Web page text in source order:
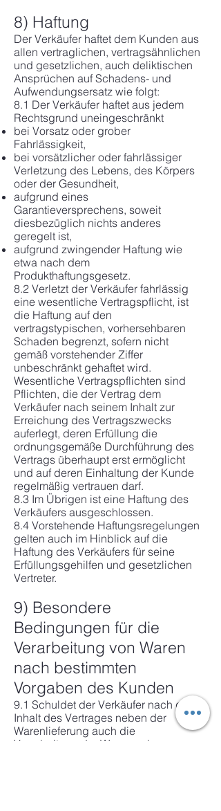
8) Haftung
Der Verkäufer haftet dem Kunden aus
allen vertraglichen, vertragsähnlichen
und gesetzlichen, auch deliktischen
Ansprüchen auf Schadens- und
Aufwendungsersatz wie folgt:
8.1 Der Verkäufer haftet aus jedem
Rechtsgrund uneingeschränkt
bei Vorsatz oder grober
Fahrlässigkeit,
bei vorsätzlicher oder fahrlässiger
Verletzung des Lebens, des Körpers
oder der Gesundheit,
aufgrund eines
Garantieversprechens, soweit
diesbezüglich nichts anderes
geregelt ist,
aufgrund zwingender Haftung wie
etwa nach dem
Produkthaftungsgesetz.
8.2 Verletzt der Verkäufer fahrlässig
eine wesentliche Vertragspflicht, ist
die Haftung auf den
vertragstypischen, vorhersehbaren
Schaden begrenzt, sofern nicht
gemäß vorstehender Ziffer
unbeschränkt gehaftet wird.
Wesentliche Vertragspflichten sind
Pflichten, die der Vertrag dem
Verkäufer nach seinem Inhalt zur
Erreichung des Vertragszwecks
auferlegt, deren Erfüllung die
ordnungsgemäße Durchführung des
Vertrags überhaupt erst ermöglicht
und auf deren Einhaltung der Kunde
regelmäßig vertrauen darf.
8.3 Im Übrigen ist eine Haftung des
Verkäufers ausgeschlossen.
8.4 Vorstehende Haftungsregelungen
gelten auch im Hinblick auf die
Haftung des Verkäufers für seine
Erfüllungsgehilfen und gesetzlichen
Vertreter.
9) Besondere
Bedingungen für die
Verarbeitung von Waren
nach bestimmten
Vorgaben des Kunden
9.1 Schuldet der Verkäufer nach dem
Inhalt des Vertrages neben der
Warenlieferung auch die
Verarbeitung der Ware nach